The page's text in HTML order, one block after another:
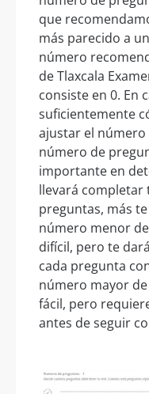
que
más parecido a
número
de Tlaxcala
consiste en 0. En
suficientemente
ajustar el número
número de
importante en
llevará completar
preguntas, más
número menor
difícil, pero te
cada pregunta
número mayor
fácil, pero
antes de seguir